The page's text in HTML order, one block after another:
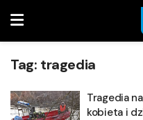
Tag: tragedia
Tragedia
kobieta i